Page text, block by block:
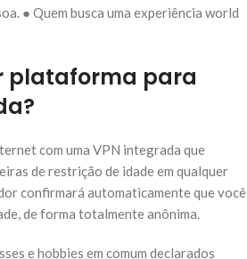
● Quem busca uma experiência world
plataforma para
com uma VPN integrada que
de restrição de idade em qualquer
confirmará automaticamente que você
de forma totalmente anônima.
e hobbies em comum declarados